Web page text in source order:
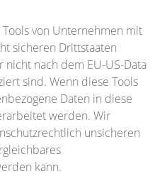
von Unternehmen mit
sicheren Drittstaaten
nach dem EU-US-Data
sind. Wenn diese Tools
Daten in diese
werden. Wir
unsicheren
kann.